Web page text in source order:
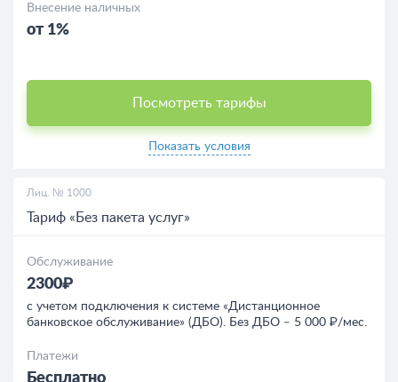
Внесение наличных
от 1%
Посмотреть тарифы
Показать условия
Лиц. № 1000
Тариф «Без пакета услуг»
Обслуживание
2300₽
с учетом подключения к системе «Дистанционное
банковское обслуживание» (ДБО). Без ДБО ‒ 5 000 ₽/мес.
Платежи
Бесплатно